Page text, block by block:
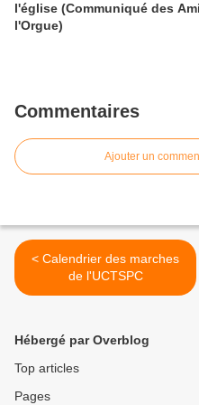
l'église (Communiqué des
l'Orgue)
Commentaires
Ajouter un
< Calendrier des marches
de l'UCTSPC
Hébergé par Overblog
Top articles
Pages